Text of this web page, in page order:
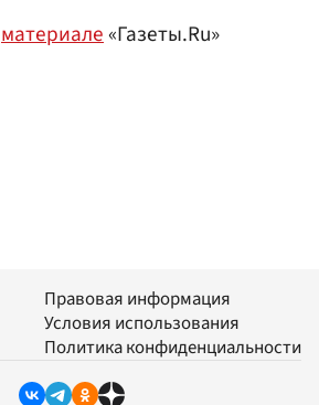
материале«Газеты.Ru»
Правовая информация
Условия использования
Политика конфиденциальности